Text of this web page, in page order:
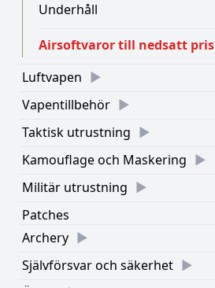
Underhåll
Airsoftvaror till nedsatt pris
Luftvapen
Vapentillbehör
Taktisk utrustning
Kamouflage och Maskering
Militär utrustning
Patches
Archery
Självförsvar och säkerhet